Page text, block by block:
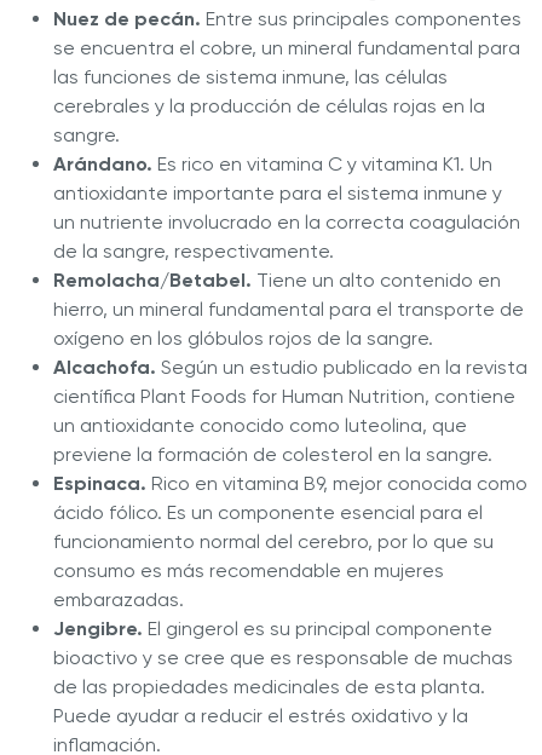
Nuez de pecán. Entre sus principales componentes
se encuentra el cobre, un mineral fundamental para
las funciones de sistema inmune, las células
cerebrales y la producción de células rojas en la
sangre.
Arándano. Es rico en vitamina C y vitamina K1. Un
antioxidante importante para el sistema inmune y
un nutriente involucrado en la correcta coagulación
de la sangre, respectivamente.
Remolacha/Betabel. Tiene un alto contenido en
hierro, un mineral fundamental para el transporte de
oxígeno en los glóbulos rojos de la sangre.
Alcachofa. Según un estudio publicado en la revista
científica Plant Foods for Human Nutrition, contiene
un antioxidante conocido como luteolina, que
previene la formación de colesterol en la sangre.
Espinaca. Rico en vitamina B9, mejor conocida como
ácido fólico. Es un componente esencial para el
funcionamiento normal del cerebro, por lo que su
consumo es más recomendable en mujeres
embarazadas.
Jengibre. El gingerol es su principal componente
bioactivo y se cree que es responsable de muchas
de las propiedades medicinales de esta planta.
Puede ayudar a reducir el estrés oxidativo y la
inflamación.